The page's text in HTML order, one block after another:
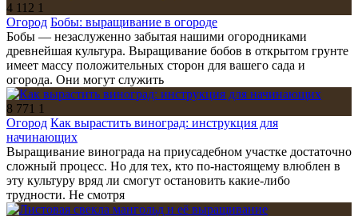
4 112 1
Огород Бобы: выращивание в огороде
Бобы — незаслуженно забытая нашими огородниками
древнейшая культура. Выращивание бобов в открытом грунте
имеет массу положительных сторон для вашего сада и
огорода. Они могут служить
8 771 1
Огород Как вырастить виноград: инструкция для
начинающих
Выращивание винограда на приусадебном участке достаточно
сложный процесс. Но для тех, кто по-настоящему влюблен в
эту культуру вряд ли смогут остановить какие-либо
трудности. Не смотря